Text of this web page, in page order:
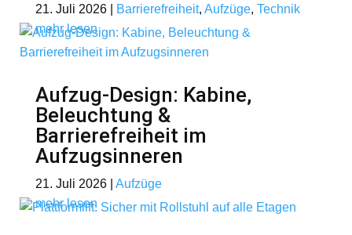
21. Juli 2026| Barrierefreiheit, Aufzüge, Technik
mehr lesen
Aufzug-Design: Kabine,
Beleuchtung &
Barrierefreiheit im
Aufzugsinneren
21. Juli 2026| Aufzüge
mehr lesen